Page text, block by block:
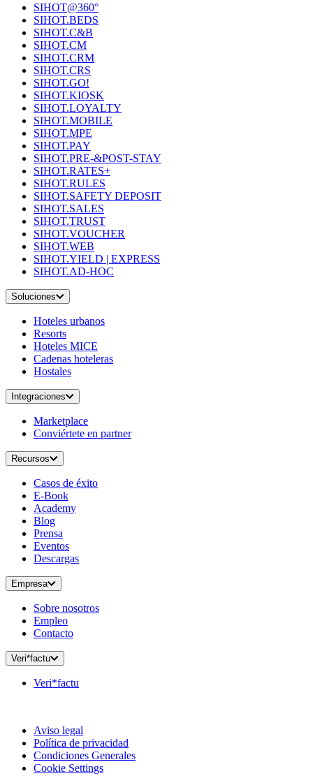
SIHOT@360°
SIHOT.BEDS
SIHOT.C&B
SIHOT.CM
SIHOT.CRM
SIHOT.CRS
SIHOT.GO!
SIHOT.KIOSK
SIHOT.LOYALTY
SIHOT.MOBILE
SIHOT.MPE
SIHOT.PAY
SIHOT.PRE-&POST-STAY
SIHOT.RATES+
SIHOT.RULES
SIHOT.SAFETY DEPOSIT
SIHOT.SALES
SIHOT.TRUST
SIHOT.VOUCHER
SIHOT.WEB
SIHOT.YIELD | EXPRESS
SIHOT.AD-HOC
Soluciones
Hoteles urbanos
Resorts
Hoteles MICE
Cadenas hoteleras
Hostales
Integraciones
Marketplace
Conviértete en partner
Recursos
Casos de éxito
E-Book
Academy
Blog
Prensa
Eventos
Descargas
Empresa
Sobre nosotros
Empleo
Contacto
Veri*factu
Veri*factu
Aviso legal
Política de privacidad
Condiciones Generales
Cookie Settings